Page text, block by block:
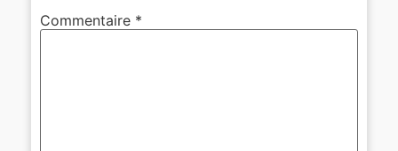
Commentaire *